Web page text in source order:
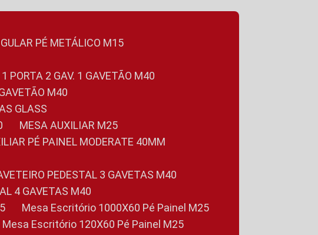
PÉ METÁLICO M15
1 PORTA 2 GAV. 1 GAVETÃO M40
M40
GLASS
MESA AUXILIAR M25
PÉ PAINEL MODERATE 40MM
PEDESTAL 3 GAVETAS M40
4 GAVETAS M40
Mesa Escritório 1000X60 Pé Painel M25
Mesa Escritório 120X60 Pé Painel M25